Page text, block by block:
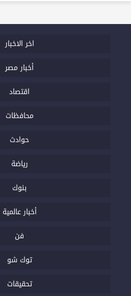
اخر الاخبار
أخبار مصر
اقتصاد
محافظات
حوادث
رياضة
بنوك
أخبار عالمية
فن
توك شو
تحقيقات